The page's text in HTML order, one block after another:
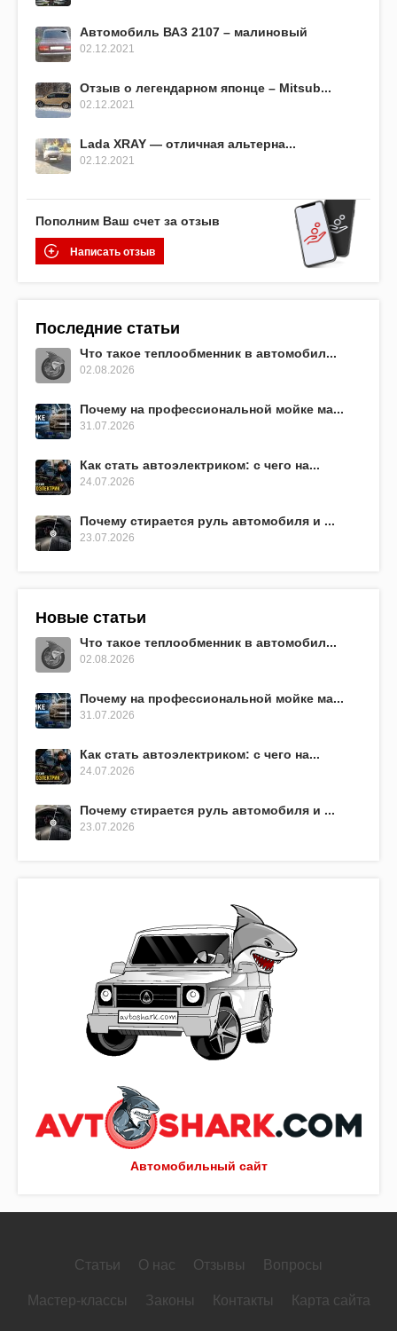
Автомобильный сайт
Автомобиль ВАЗ 2107 – малиновый
02.12.2021
Отзыв о легендарном японце – Mitsub...
02.12.2021
Lada XRAY — отличная альтерна...
02.12.2021
Пополним Ваш счет за отзыв
Написать отзыв
Последние статьи
Что такое теплообменник в автомобил...
02.08.2026
Почему на профессиональной мойке ма...
31.07.2026
Как стать автоэлектриком: с чего на...
24.07.2026
Почему стирается руль автомобиля и ...
23.07.2026
Новые статьи
Что такое теплообменник в автомобил...
02.08.2026
Почему на профессиональной мойке ма...
31.07.2026
Как стать автоэлектриком: с чего на...
24.07.2026
Почему стирается руль автомобиля и ...
23.07.2026
Статьи О нас Отзывы Вопросы
Мастер-классы Законы Контакты Карта сайта